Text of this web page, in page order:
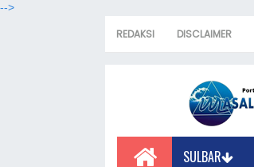
-->
REDAKSI DISCLAIMER
SULBAR